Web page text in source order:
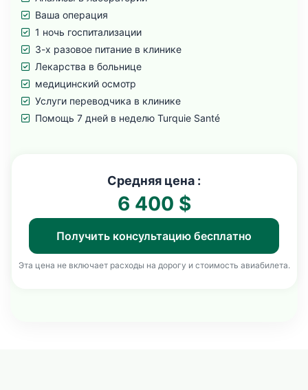
Ваша операция
1 ночь госпитализации
3-х разовое питание в клинике
Лекарства в больнице
медицинский осмотр
Услуги переводчика в клинике
Помощь 7 дней в неделю Turquie Santé
Средняя цена :
6 400 $
Получить консультацию бесплатно
Эта цена не включает расходы на дорогу и стоимость авиабилета.